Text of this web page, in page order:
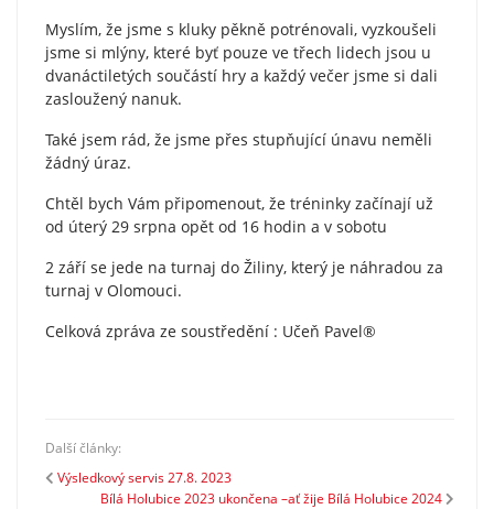
Myslím, že jsme s kluky pěkně potrénovali, vyzkoušeli
jsme si mlýny, které byť pouze ve třech lidech jsou u
dvanáctiletých součástí hry a každý večer jsme si dali
zasloužený nanuk.
Také jsem rád, že jsme přes stupňující únavu neměli
žádný úraz.
Chtěl bych Vám připomenout, že tréninky začínají už
od úterý 29 srpna opět od 16 hodin a v sobotu
2 září se jede na turnaj do Žiliny, který je náhradou za
turnaj v Olomouci.
Celková zpráva ze soustředění : Učeň Pavel®
Další články:
Výsledkový servis 27.8. 2023
Bílá Holubice 2023 ukončena –ať žije Bílá Holubice 2024